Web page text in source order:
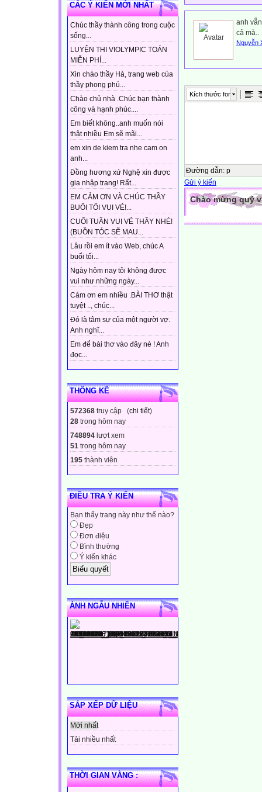
CÁC Ý KIẾN MỚI NHẤT
Chúc thầy thành công trong cuộc
sống...
LUYỆN THI VIOLYMPIC TOÁN
MIỄN PHÍ...
Xin chào thầy Hà, trang web của
thầy phong phú...
Chào chủ nhà .Chúc bạn thành
công và hạnh phúc....
Em biết không..anh muốn nói
thật nhiều Em sẽ mãi...
em xin de kiem tra nhe cam on
anh...
Đồng hương xứ Nghệ xin được
gia nhập trang! Rất...
EM CẢM ƠN VÀ CHÚC THẦY
BUỔI TỐI VUI VẺ!...
CUỐI TUẦN VUI VẺ THẦY NHÉ!
(BUỒN TÓC SẼ MAU...
Lâu rồi em ít vào Web, chúc A
buổi tối...
Ngày hôm nay tôi không được
vui như những ngày...
Cám ơn em nhiều .BÀI THƠ thật
tuyệt .., chúc...
Đó là tâm sự của một người vợ.
Anh nghĩ...
Em để bài thơ vào đây nè ! Anh
đọc...
THỐNG KÊ
572368 truy cập (chi tiết)
28 trong hôm nay
748894 lượt xem
51 trong hôm nay
195 thành viên
ĐIỀU TRA Ý KIẾN
Bạn thấy trang này như thế nào?
Đẹp
Đơn điệu
Bình thường
Ý kiến khác
ẢNH NGẪU NHIÊN
SẮP XẾP DỮ LIỆU
Mới nhất
Tải nhiều nhất
THỜI GIAN VÀNG :
anh
cả mà..
Nguyễn
Kích thước font
Đường dẫn: p
Gửi ý kiến
Chào mừng quý